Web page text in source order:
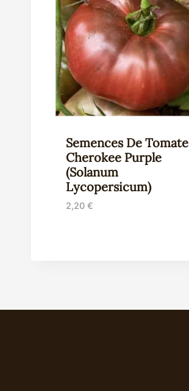
Semences De Tomate
Cherokee Purple
(Solanum
Lycopersicum)
2,20 €